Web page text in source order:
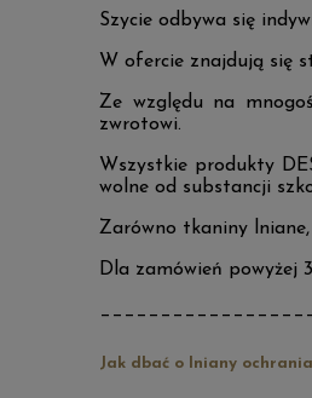
Szycie odbywa się
W ofercie znajdują się
Ze względu na
zwrotowi.
Wszystkie produkty
wolne od substancji
Zarówno tkaniny
Dla zamówień powyżej
Jak dbać o lniany